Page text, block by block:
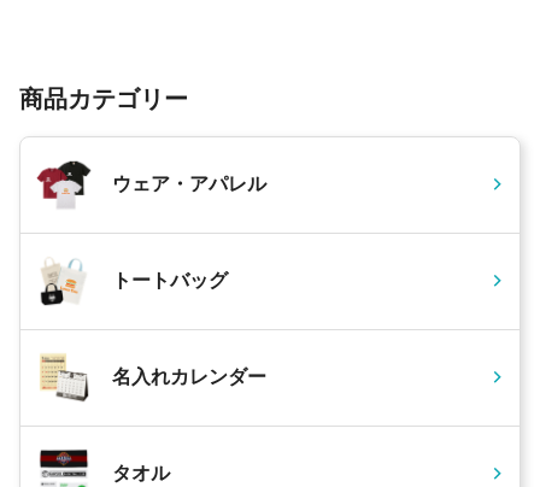
商品カテゴリー
ウェア・アパレル
トートバッグ
名入れカレンダー
タオル